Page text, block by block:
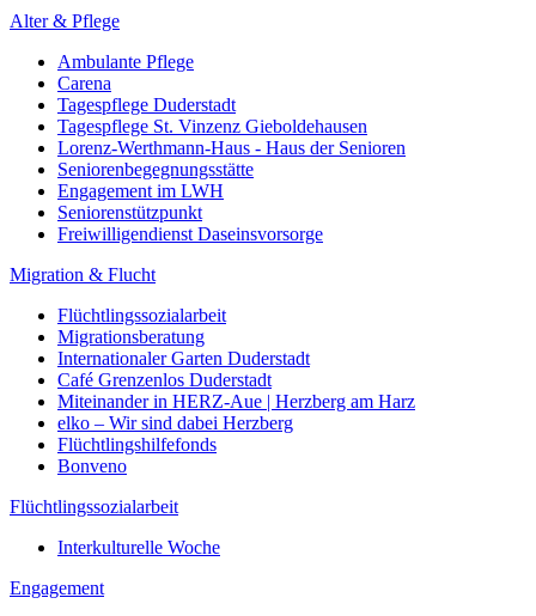
Alter & Pflege
Ambulante Pflege
Carena
Tagespflege Duderstadt
Tagespflege St. Vinzenz Gieboldehausen
Lorenz-Werthmann-Haus - Haus der Senioren
Seniorenbegegnungsstätte
Engagement im LWH
Seniorenstützpunkt
Freiwilligendienst Daseinsvorsorge
Migration & Flucht
Flüchtlingssozialarbeit
Migrationsberatung
Internationaler Garten Duderstadt
Café Grenzenlos Duderstadt
Miteinander in HERZ-Aue | Herzberg am Harz
elko – Wir sind dabei Herzberg
Flüchtlingshilfefonds
Bonveno
Flüchtlingssozialarbeit
Interkulturelle Woche
Engagement